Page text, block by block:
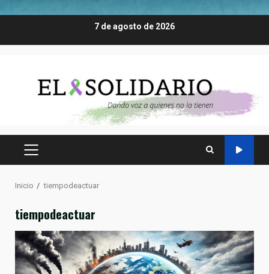
7 de agosto de 2026
MENÚ
Inicio tiempodeactuar
tiempodeactuar